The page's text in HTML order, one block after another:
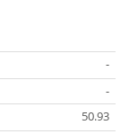
-
-
50.93